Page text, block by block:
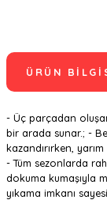
ÜRÜN
- Üç parçadan
bir arada sunar.; -
kazandırırken,
- Tüm sezonlarda
dokuma kumaşıyla
yıkama imkanı